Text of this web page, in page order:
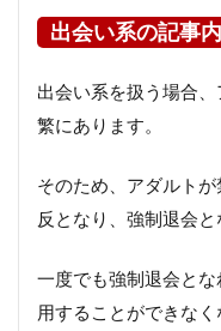
出会い系の記事
出会い系を扱う場合
繁にあります。
そのため、アダルト
反となり、強制退会と
一度でも強制退会と
用することができな